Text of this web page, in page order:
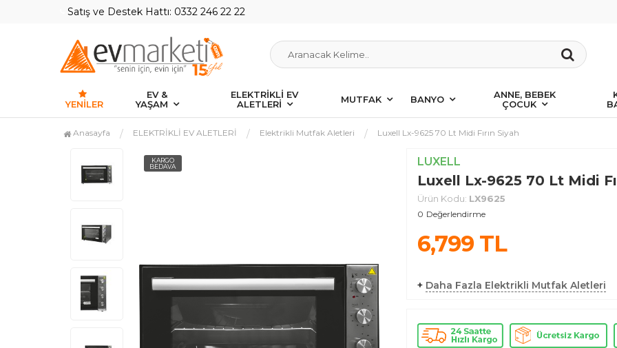
Satış ve Destek Hattı: 0332 246 22 22
YENILER
EV &
YAŞAM
ELEKTRİKLİ EV
ALETLERİ
MUTFAK BANYO
ANNE, BEBEK
ÇOCUK
Anasayfa ELEKTRİKLİ EV ALETLERİ Elektrikli Mutfak Aletleri Luxell Lx-9625 70 Lt Midi Fırın Siyah
KARGO
BEDAVA
LUXELL
Luxell Lx-9625 70 Lt Midi
Ürün Kodu: LX9625
0 Değerlendirme
6,799TL
+ Daha Fazla Elektrikli Mutfak Aletleri